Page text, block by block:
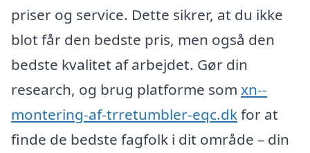
priser og service. Dette sikrer, at du ikke
blot får den bedste pris, men også den
bedste kvalitet af arbejdet. Gør din
research, og brug platforme som xn--
montering-af-trretumbler-eqc.dkfor at
finde de bedste fagfolk i dit område – din